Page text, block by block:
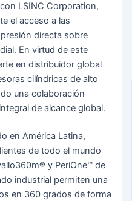
LSINC Corporation,
el acceso a las
directa sobre
En virtud de este
en distribuidor global
cilíndricas de alto
una colaboración
de alcance global.
en América Latina,
de todo el mundo
y PeriOne™ de
industrial permiten una
en 360 grados de forma